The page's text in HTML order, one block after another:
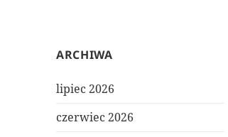
ARCHIWA
lipiec 2026
czerwiec 2026